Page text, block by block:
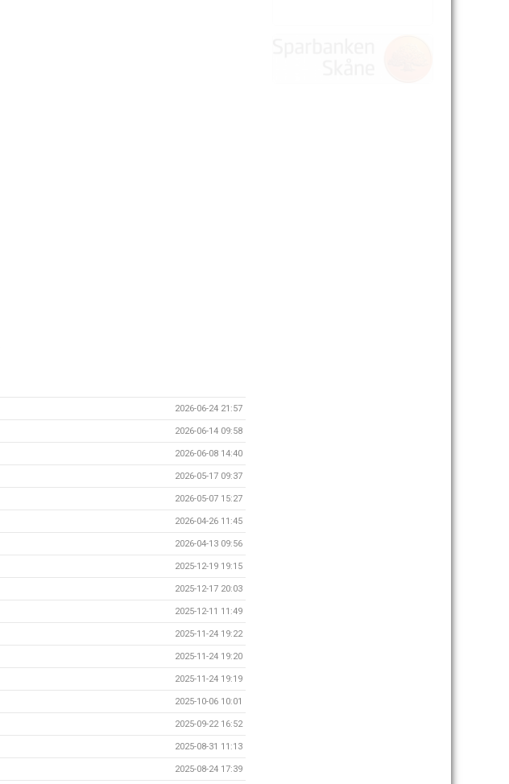
2026-06-24 21:57
2026-06-14 09:58
2026-06-08 14:40
2026-05-17 09:37
2026-05-07 15:27
2026-04-26 11:45
2026-04-13 09:56
2025-12-19 19:15
2025-12-17 20:03
2025-12-11 11:49
2025-11-24 19:22
2025-11-24 19:20
2025-11-24 19:19
2025-10-06 10:01
2025-09-22 16:52
2025-08-31 11:13
2025-08-24 17:39